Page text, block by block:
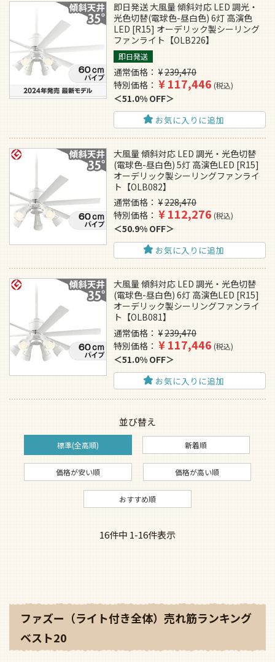
即日発送 大風量 傾斜対応 LED 調光・
光色切替(電球色-昼白色) 6灯 高演色
LED [R15] オーデリック製シーリング
ファンライト【OLB226】
即日発送
通常価格 ¥239,470
特別価格
¥117,446 税込
51.0% OFF
お気に入りに追加
大風量 傾斜対応 LED 調光・光色切替
(電球色-昼白色) 5灯 高演色LED [R15]
オーデリック製シーリングファンライ
ト【OLB082】
通常価格
¥228,470
特別価格
¥112,276 税込
50.9% OFF
お気に入りに追加
大風量 傾斜対応 LED 調光・光色切替
(電球色-昼白色) 6灯 高演色LED [R15]
オーデリック製シーリングファンライ
ト【OLB081】
通常価格
¥239,470
特別価格
¥117,446 税込
51.0% OFF
お気に入りに追加
並び替え
標準(全高順) 新着順
価格が安い順 価格が高い順
おすすめ順
16件中 1-16件表示
ファズー（ライト付き全体）売れ筋ランキング
ベスト20